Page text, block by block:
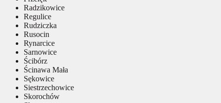
Radzikowice
Regulice
Rudziczka
Rusocin
Rynarcice
Sarnowice
Ścibórz
Ścinawa Mała
Sękowice
Siestrzechowice
Skorochów